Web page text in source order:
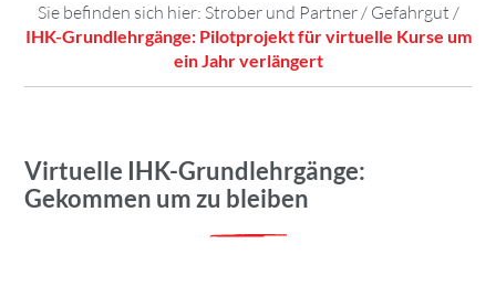
Sie befinden sich hier: Strober und Partner/ Gefahrgut /
IHK-Grundlehrgänge: Pilotprojekt für virtuelle Kurse um
ein Jahr verlängert
Virtuelle IHK-Grundlehrgänge:
Gekommen um zu bleiben